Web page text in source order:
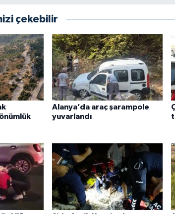
çekebilir
Alanya’da araç şarampole
yuvarlandı